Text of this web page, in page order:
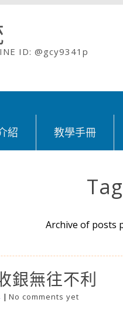
ID: @gcy9341p
紹 教學手冊
Archive of posts
銀無往不利
|No comments yet